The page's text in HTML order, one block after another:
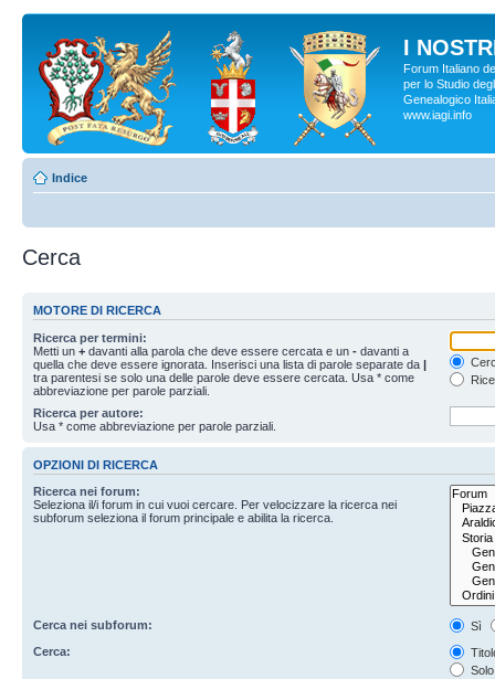
I
Forum Italiano
per lo Studio
Genealogico
www.iagi.info
Indice
Cerca
MOTORE DI RICERCA
Ricerca per termini:
Metti un + davanti alla parola che deve essere cercata e un - davanti a
quella che deve essere ignorata. Inserisci una lista di parole separate da |
tra parentesi se solo una delle parole deve essere cercata. Usa * come
abbreviazione per parole parziali.
Ricerca per autore:
Usa * come abbreviazione per parole parziali.
OPZIONI DI RICERCA
Ricerca nei forum:
Seleziona il/i forum in cui vuoi cercare. Per velocizzare la ricerca nei
subforum seleziona il forum principale e abilita la ricerca.
Cerca nei subforum:
Sì
Cerca: